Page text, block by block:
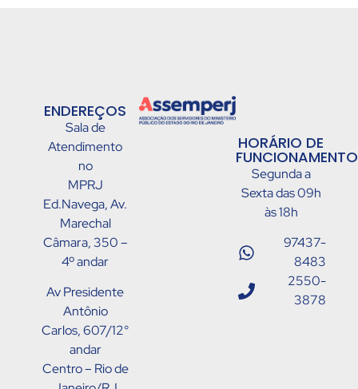
ENDEREÇOS
Sala de
Atendimento
no
MPRJ
Ed.Navega, Av.
Marechal
Câmara, 350 –
4º andar
Av Presidente
Antônio
Carlos, 607/12°
andar
Centro – Rio de
HORÁRIO DE
Segunda a
Sexta das 09h
às 18h
97437-
8483
2550-
3878